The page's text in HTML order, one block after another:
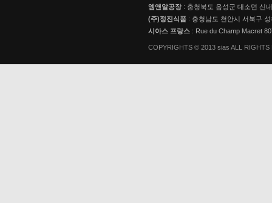
엠앤알공장 : 충청북도 음성군 대소면 신
(주)정진식품 : 충청남도 천안시 서북구
시아스 프랑스 : Rue du Champ Macret
COPYRIGHTS © 2013 sias ALL RIGHTS